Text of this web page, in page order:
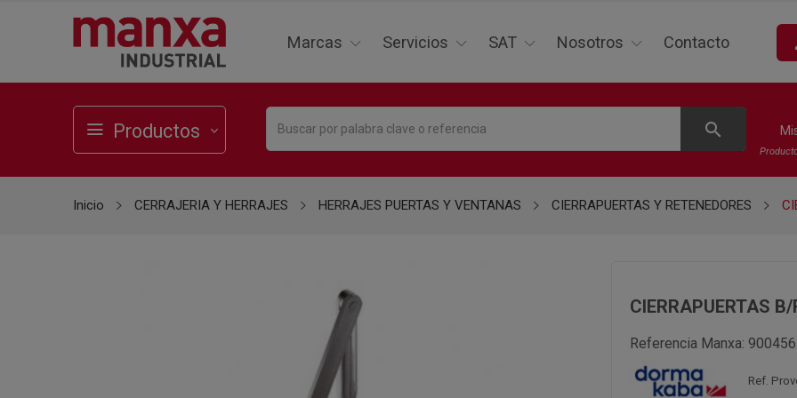
Marcas Servicios SAT Nosotros Contacto
Productos search
Inicio CERRAJERIA Y HERRAJES HERRAJES PUERTAS Y VENTANAS CIERRAPUERTAS Y RETENEDORES
CIERRAPUERTAS
Referencia Manxa: 900456
Ref.